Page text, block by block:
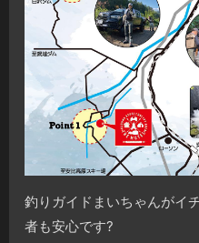
釣りガイドまいちゃんがイ
者も安心です?